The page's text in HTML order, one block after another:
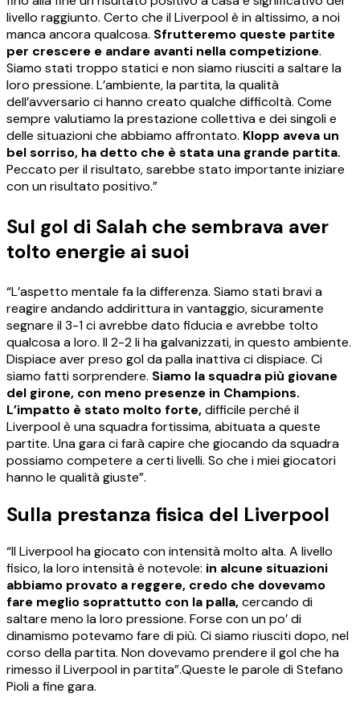
livello raggiunto. Certo che il Liverpool è in altissimo, a noi
manca ancora qualcosa. Sfrutteremo queste partite
per crescere e andare avanti nella competizione.
Siamo stati troppo statici e non siamo riusciti a saltare la
loro pressione. L’ambiente, la partita, la qualità
dell’avversario ci hanno creato qualche difficoltà. Come
sempre valutiamo la prestazione collettiva e dei singoli e
delle situazioni che abbiamo affrontato. Klopp aveva un
bel sorriso, ha detto che è stata una grande partita.
Peccato per il risultato, sarebbe stato importante iniziare
con un risultato positivo.”
Sul gol di Salah che sembrava aver
tolto energie ai suoi
“L’aspetto mentale fa la differenza. Siamo stati bravi a
reagire andando addirittura in vantaggio, sicuramente
segnare il 3-1 ci avrebbe dato fiducia e avrebbe tolto
qualcosa a loro. Il 2-2 li ha galvanizzati, in questo ambiente.
Dispiace aver preso gol da palla inattiva ci dispiace. Ci
siamo fatti sorprendere. Siamo la squadra più giovane
del girone, con meno presenze in Champions.
L’impatto è stato molto forte,difficile perché il
Liverpool è una squadra fortissima, abituata a queste
partite. Una gara ci farà capire che giocando da squadra
possiamo competere a certi livelli. So che i miei giocatori
hanno le qualità giuste”.
Sulla prestanza fisica del Liverpool
“Il Liverpool ha giocato con intensità molto alta. A livello
fisico, la loro intensità è notevole: in alcune situazioni
abbiamo provato a reggere, credo che dovevamo
fare meglio soprattutto con la palla,cercando di
saltare meno la loro pressione. Forse con un po’ di
dinamismo potevamo fare di più. Ci siamo riusciti dopo, nel
corso della partita. Non dovevamo prendere il gol che ha
rimesso il Liverpool in partita”.Queste le parole di Stefano
Pioli a fine gara.